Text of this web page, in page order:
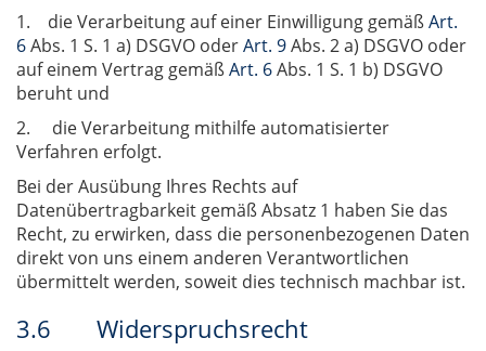
1. die Verarbeitung auf einer Einwilligung gemäßArt.
6Abs. 1 S. 1 a) DSGVO oderArt. 9Abs. 2 a) DSGVO oder
auf einem Vertrag gemäßArt. 6Abs. 1 S. 1 b) DSGVO
beruht und
2. die Verarbeitung mithilfe automatisierter
Verfahren erfolgt.
Bei der Ausübung Ihres Rechts auf
Datenübertragbarkeit gemäß Absatz 1 haben Sie das
Recht, zu erwirken, dass die personenbezogenen Daten
direkt von uns einem anderen Verantwortlichen
übermittelt werden, soweit dies technisch machbar ist.
3.6 Widerspruchsrecht